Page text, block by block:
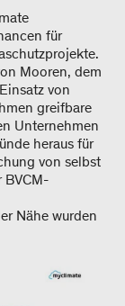
für
Mooren, dem
von
greifbare
Unternehmen
heraus für
von selbst
BVCM-
Nähe wurden